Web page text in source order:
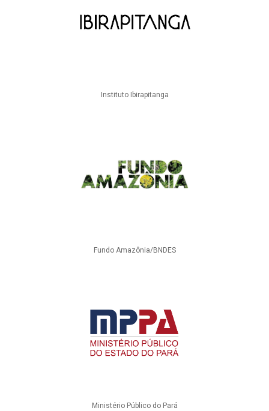
Instituto Ibirapitanga
Fundo Amazônia/BNDES
Ministério Público do Pará